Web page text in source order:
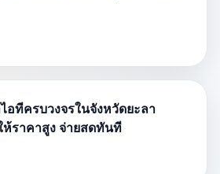
อทีครบวงจรในจังหวัดยะลา
ห้ราคาสูง จ่ายสดทันที